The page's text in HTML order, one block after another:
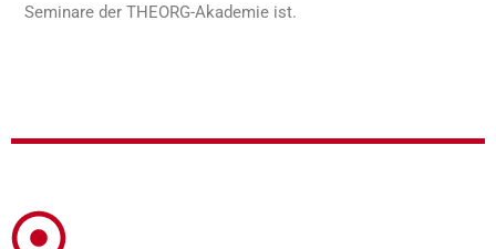
Seminare der THEORG-Akademie ist.